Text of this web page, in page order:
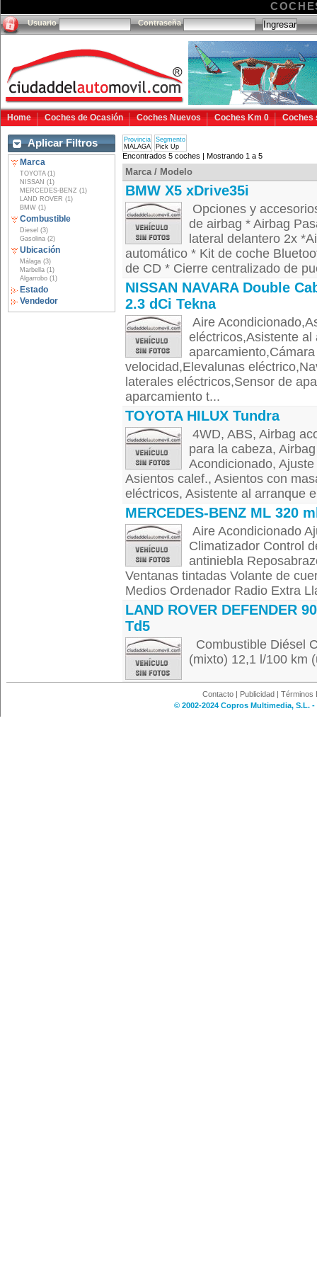
Usuario Contraseña
Home Coches de Ocasión Coches Nuevos Coches Km 0 Coches
Aplicar Filtros
Marca
TOYOTA (1)
NISSAN (1)
MERCEDES-BENZ (1)
LAND ROVER (1)
BMW (1)
Combustible
Diesel (3)
Gasolina (2)
Ubicación
Málaga (3)
Marbella (1)
Algarrobo (1)
Estado
Vendedor
Provincia
MALAGA
Segmento
Pick Up
Encontrados 5 coches | Mostrando 1 a 5
Marca / Modelo
BMW X5 xDrive35i
Opciones y
de airbag * Airbag
lateral delantero 2x
automático * Kit de coche
de CD * Cierre centralizado de
NISSAN NAVARA Double
2.3 dCi Tekna
Aire
eléctricos,Asistente
velocidad,Elevalunas
laterales eléctricos,Sensor de
aparcamiento t...
TOYOTA HILUX Tundra
4WD, ABS, Airbag
para la cabeza,
Acondicionado,
Asientos calef., Asientos con
eléctricos, Asistente al arranque
MERCEDES-BENZ ML 320
Aire Acondicionado
Climatizador Control
antiniebla
Ventanas tintadas Volante de
Medios Ordenador Radio Extra
LAND ROVER DEFENDER
Td5
Combustible Diésel
(mixto) 12,1 l/100 km
Contacto | Publicidad | Términos
© 2002-2024 Copros Multimedia, S.L.